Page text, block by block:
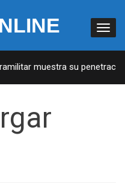
muestra su penetración